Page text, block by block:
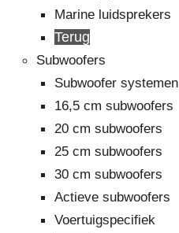
Marine luidsprekers
Terug
Subwoofers
Subwoofer systemen
16,5 cm subwoofers
20 cm subwoofers
25 cm subwoofers
30 cm subwoofers
Actieve subwoofers
Voertuigspecifiek